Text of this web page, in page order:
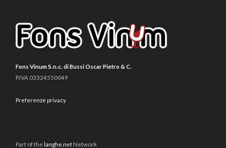
Fons Vinum S.n.c. di Bussi Oscar Pietro & C.
P.IVA 03324550049
Preferenze privacy
Part of thelanghe.net Network